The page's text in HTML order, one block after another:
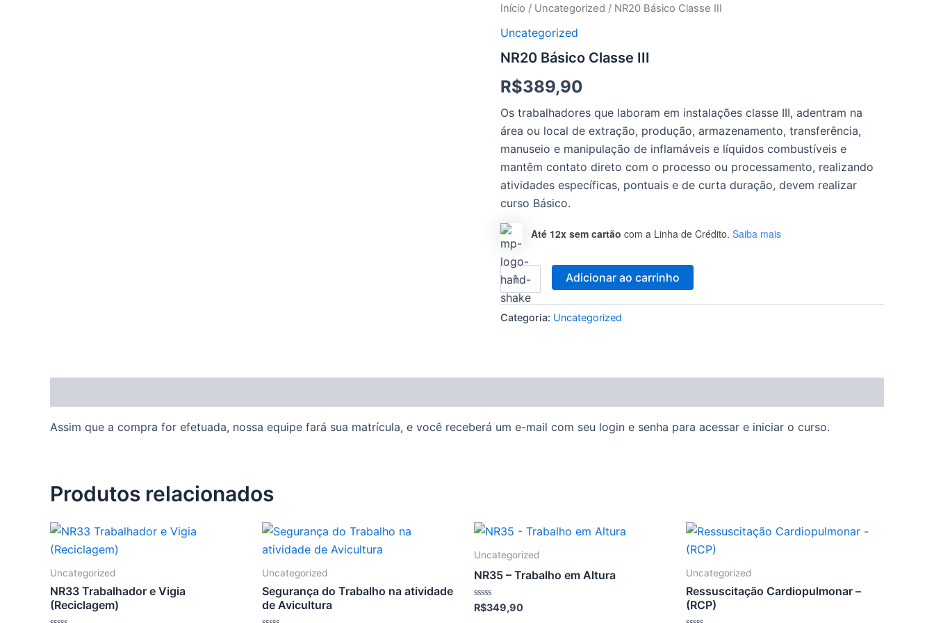
Início / Uncategorized / NR20 Básico Classe III
Uncategorized
NR20 Básico Classe III
R$389,90
Os trabalhadores que laboram em instalações classe III, adentram na
área ou local de extração, produção, armazenamento, transferência,
manuseio e manipulação de inflamáveis e líquidos combustíveis e
mantêm contato direto com o processo ou processamento, realizando
atividades específicas, pontuais e de curta duração, devem realizar
curso Básico.
Até 12x sem cartão com a Linha de Crédito. Saiba mais
NR20
Classe
quantidade
Adicionar ao carrinho
Categoria: Uncategorized
Assim que a compra for efetuada, nossa equipe fará sua matrícula, e você receberá um e-mail com seu login e senha para acessar e iniciar o curso.
Produtos relacionados
Uncategorized
NR33 Trabalhador e Vigia
(Reciclagem)
Uncategorized
Segurança do Trabalho na atividade
de Avicultura
Uncategorized
NR35 – Trabalho em Altura
Avaliação
R$349,90
Uncategorized
Ressuscitação Cardiopulmonar –
(RCP)